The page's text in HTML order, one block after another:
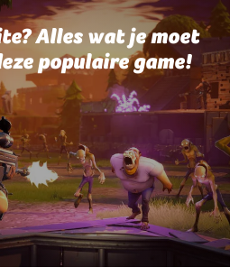
Alles wat je moet
populaire game!